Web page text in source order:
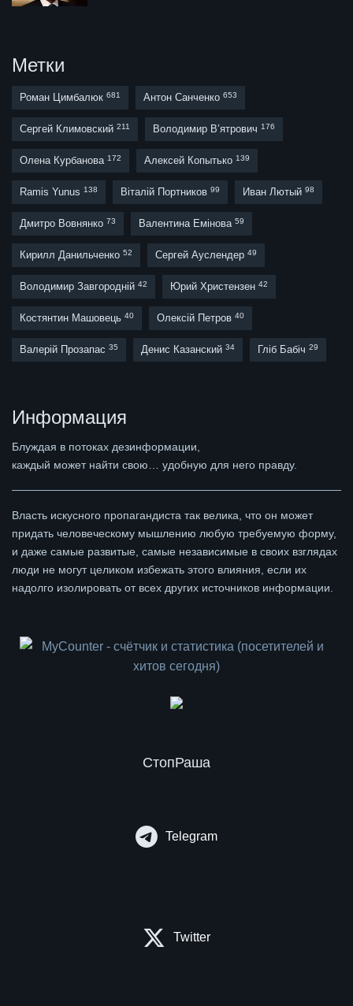
Метки
Роман Цимбалюк 681 Антон Санченко 653
Сергей Климовский 211 Володимир В’ятрович 176
Олена Курбанова 172 Алексей Копытько 139
Ramis Yunus 138 Віталій Портников 99 Иван Лютый 98
Дмитро Вовнянко 73 Валентина Емінова 59
Кирилл Данильченко 52 Сергей Ауслендер 49
Володимир Завгородній 42 Юрий Христензен 42
Костянтин Машовець 40 Олексій Петров 40
Валерій Прозапас 35 Денис Казанский 34 Гліб Бабіч 29
Информация
Блуждая в потоках дезинформации,
каждый может найти свою… удобную для него правду.
Власть искусного пропагандиста так велика, что он может
придать человеческому мышлению любую требуемую форму,
и даже самые развитые, самые независимые в своих взглядах
люди не могут целиком избежать этого влияния, если их
надолго изолировать от всех других источников информации.
СтопРаша
Telegram
Twitter